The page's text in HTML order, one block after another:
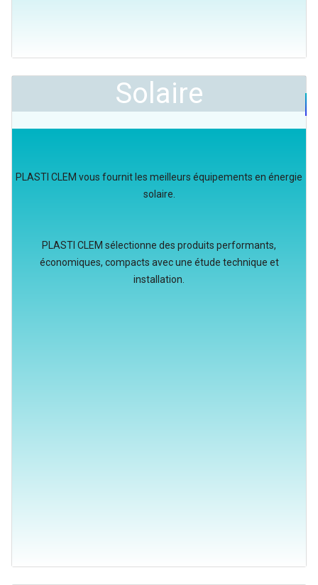
Solaire
PLASTI CLEM vous fournit les meilleurs équipements en énergie
solaire.
PLASTI CLEM sélectionne des produits performants,
économiques, compacts avec une étude technique et
installation.